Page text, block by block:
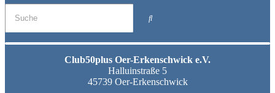
Club50plus Oer-Erkenschwick e.V.
Halluinstraße 5
45739 Oer-Erkenschwick